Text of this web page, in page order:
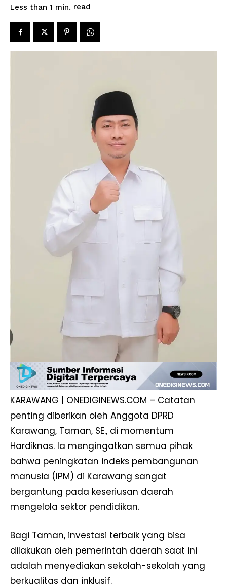
Less than 1 min. read
KARAWANG | ONEDIGINEWS.COM – Catatan
penting diberikan oleh Anggota DPRD
Karawang, Taman, SE., di momentum
Hardiknas. Ia mengingatkan semua pihak
bahwa peningkatan indeks pembangunan
manusia (IPM) di Karawang sangat
bergantung pada keseriusan daerah
mengelola sektor pendidikan.
Bagi Taman, investasi terbaik yang bisa
dilakukan oleh pemerintah daerah saat ini
adalah menyediakan sekolah-sekolah yang
berkualitas dan inklusif.